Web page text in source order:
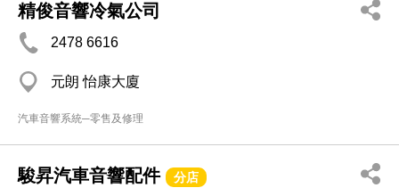
精俊音響冷氣公司
2478 6616
元朗 怡康大廈
汽車音響系統─零售及修理
駿昇汽車音響配件 分店